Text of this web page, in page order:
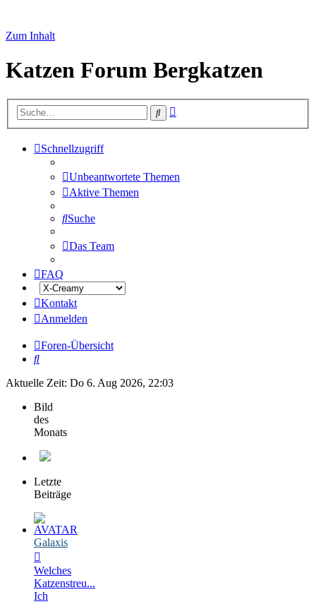
Zum Inhalt
Katzen Forum Bergkatzen
Suche
Schnellzugriff
Unbeantwortete Themen
Aktive Themen
Suche
Das Team
FAQ
Kontakt
Anmelden
Foren-Übersicht
Suche
Aktuelle Zeit: Do 6. Aug 2026, 22:03
Bild
des
Monats
Letzte
Beiträge
Galaxis
Welches
Katzenstreu...
Ich